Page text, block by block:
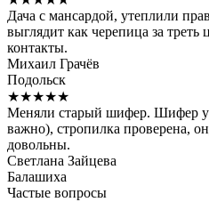
Дача с мансардой, утеплили
выглядит как черепица за
контакты.
Михаил Грачёв
Подольск
★★★★★
Меняли старый шифер. Шифер
важно), стропилка проверена,
довольны.
Светлана Зайцева
Балашиха
Частые вопросы